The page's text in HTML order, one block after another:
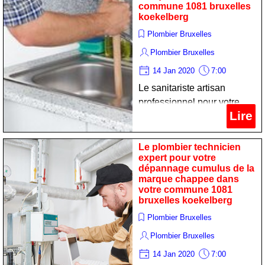
commune 1081 bruxelles
koekelberg
Plombier Bruxelles
Plombier Bruxelles
14 Jan 2020 7:00
Le sanitariste artisan
professionnel pour votre
entretien convecteur de la
marque ferroli dans votre
commune 1081 bruxelles
koekelberg
Lire
Le plombier technicien
expert pour votre
dépannage cumulus de la
marque chappee dans
votre commune 1081
bruxelles koekelberg
Plombier Bruxelles
Plombier Bruxelles
14 Jan 2020 7:00